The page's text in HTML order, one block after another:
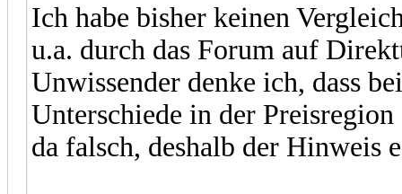
Ich habe bisher keinen
u.a. durch das Forum auf
Unwissender denke ich, dass
Unterschiede in der
da falsch, deshalb der Hinweis